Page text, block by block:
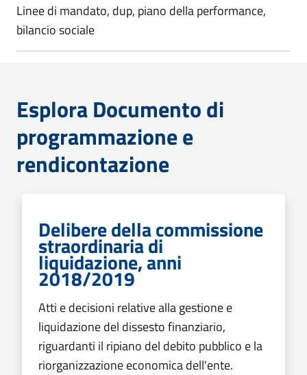
Linee di mandato, dup, piano della performance,
bilancio sociale
Esplora Documento di
programmazione e
rendicontazione
Delibere della commissione
straordinaria di
liquidazione, anni
2018/2019
Atti e decisioni relative alla gestione e
liquidazione del dissesto finanziario,
riguardanti il ripiano del debito pubblico e la
riorganizzazione economica dell'ente.